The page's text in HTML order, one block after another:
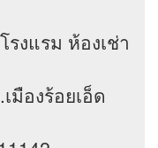
งแรม ห้องเช่า
องร้อยเอ็ด